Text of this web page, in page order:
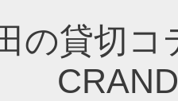
の貸切コ